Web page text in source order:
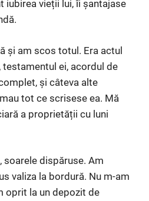
iubirea vieții lui, îi șantajase
și am scos totul. Era actul
ei, acordul de
și câteva alte
tot ce scrisese ea. Mă
a proprietății cu luni
soarele dispăruse. Am
valiza la bordură. Nu m-am
oprit la un depozit de